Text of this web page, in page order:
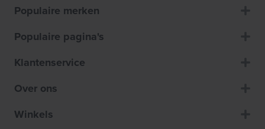
Populaire merken
Populaire pagina's
Klantenservice
Over ons
Winkels